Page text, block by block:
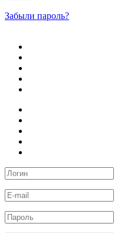
Забыли пароль?